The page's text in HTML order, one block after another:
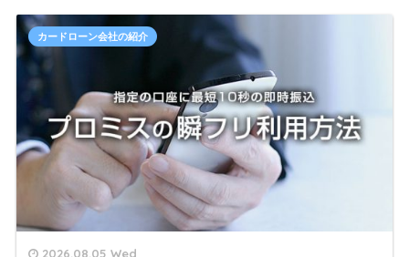
2026.08.05 Wed
カードローン会社の紹介